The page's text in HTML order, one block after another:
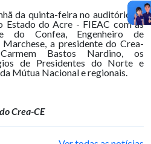
da quinta-feira no auditório da
Estado do Acre - FIEAC com as
do Confea, Engenheiro de
a presidente do Crea-
Bastos Nardino, os
de Presidentes do Norte e
Mútua Nacional e regionais.
Crea-CE